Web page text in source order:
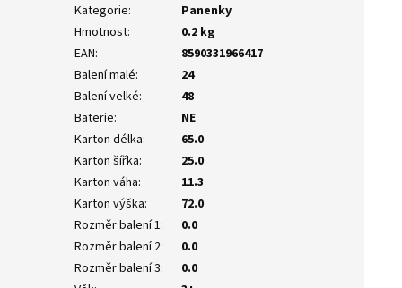
Kategorie:
Panenky
Hmotnost:
0.2 kg
EAN:
8590331966417
Balení malé:
24
Balení velké:
48
Baterie:
NE
Karton délka:
65.0
Karton šířka:
25.0
Karton váha:
11.3
Karton výška:
72.0
Rozměr balení 1:
0.0
Rozměr balení 2:
0.0
Rozměr balení 3:
0.0